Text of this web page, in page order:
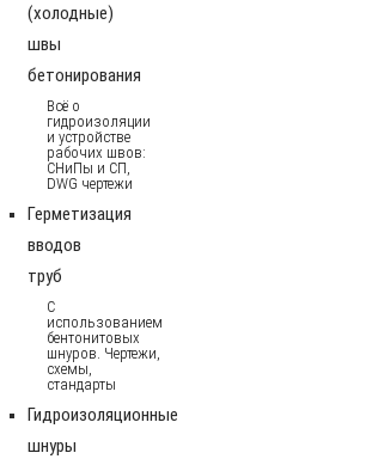
(холодные)
швы
бетонирования
Всё о
гидроизоляции
и устройстве
рабочих швов:
СНиПы и СП,
DWG чертежи
Герметизация
вводов
труб
С
использованием
бентонитовых
шнуров. Чертежи,
схемы,
стандарты
Гидроизоляционные
шнуры